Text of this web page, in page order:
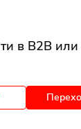
в B2B или